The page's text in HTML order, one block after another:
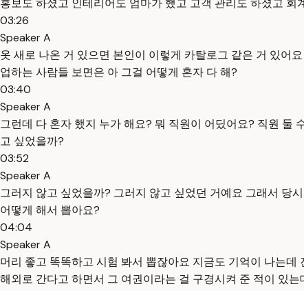
홍보도 하셨고 인테리어도 엄마가 했고 고객 관리도 하셨고 회
03:26
Speaker A
옷 새로 나온 거 있으면 본인이 이렇게 카탈로그 같은 거 있어
업하는 사람들 보면은 아 그걸 어떻게 혼자 다 해?
03:40
Speaker A
그런데 다 혼자 했지 누가 해요? 뭐 직원이 어딨어요? 직원 둘
고 싶었을까?
03:52
Speaker A
그러지 않고 싶었을까? 그러지 않고 싶었던 거예요 그래서 당
어떻게 해서 뽑아요?
04:04
Speaker A
머리 좋고 똑똑하고 시험 봐서 뽑잖아요 지금도 기억이 나는
해외로 간다고 하면서 그 여권이라는 걸 구경시켜 준 적이 있